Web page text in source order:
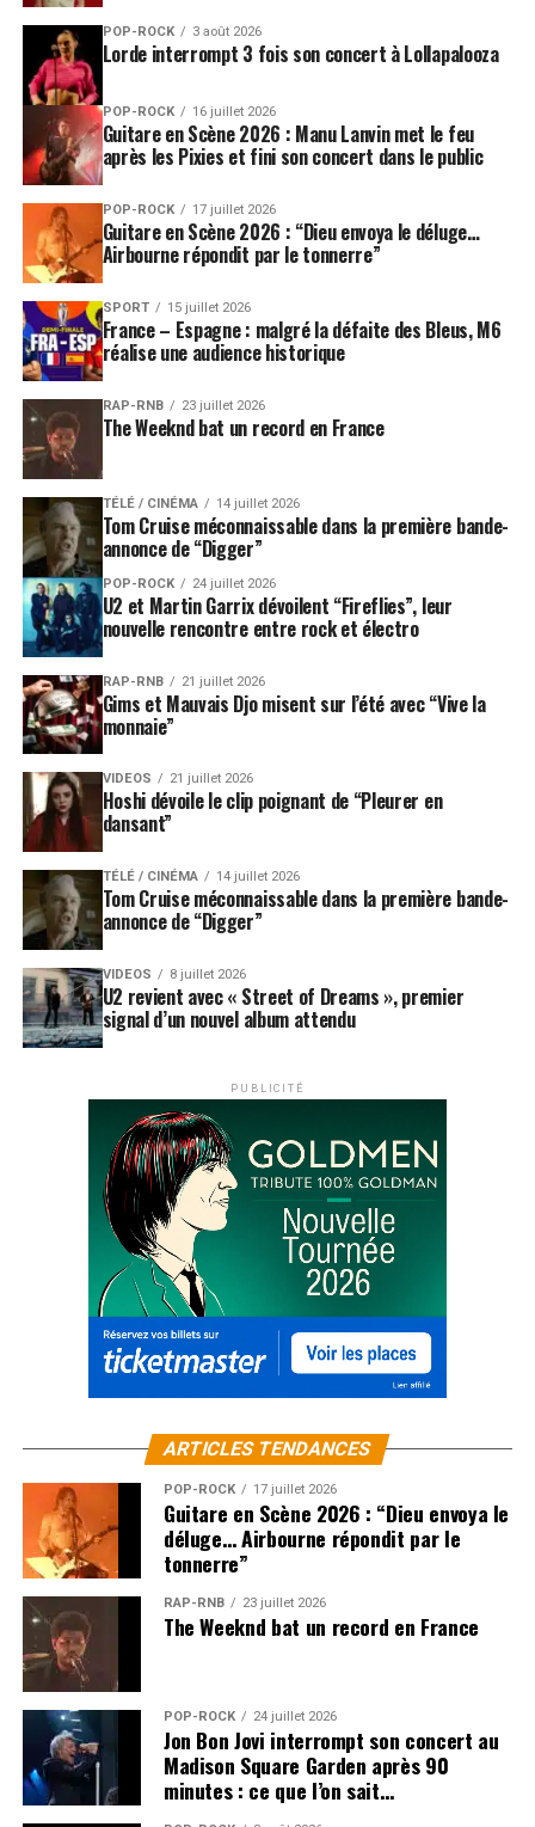
POP-ROCK 3 août 2026
Lorde interrompt 3 fois son concert à Lollapalooza
POP-ROCK 16 juillet 2026
Guitare en Scène 2026 : Manu Lanvin met le feu
après les Pixies et fini son concert dans le public
POP-ROCK 17 juillet 2026
Guitare en Scène 2026 : “Dieu envoya le déluge…
Airbourne répondit par le tonnerre”
SPORT 15 juillet 2026
France – Espagne : malgré la défaite des Bleus, M6
réalise une audience historique
RAP-RNB 23 juillet 2026
The Weeknd bat un record en France
TÉLÉ / CINÉMA 14 juillet 2026
Tom Cruise méconnaissable dans la première bande-
annonce de “Digger”
POP-ROCK 24 juillet 2026
U2 et Martin Garrix dévoilent “Fireflies”, leur
nouvelle rencontre entre rock et électro
RAP-RNB 21 juillet 2026
Gims et Mauvais Djo misent sur l’été avec “Vive la
monnaie”
VIDEOS 21 juillet 2026
Hoshi dévoile le clip poignant de “Pleurer en
dansant”
TÉLÉ / CINÉMA 14 juillet 2026
Tom Cruise méconnaissable dans la première bande-
annonce de “Digger”
VIDEOS 8 juillet 2026
U2 revient avec « Street of Dreams », premier
signal d’un nouvel album attendu
PUBLICITÉ
ARTICLES TENDANCES
POP-ROCK 17 juillet 2026
Guitare en Scène 2026 : “Dieu envoya le
déluge… Airbourne répondit par le
tonnerre”
RAP-RNB 23 juillet 2026
The Weeknd bat un record en France
POP-ROCK 24 juillet 2026
Jon Bon Jovi interrompt son concert au
Madison Square Garden après 90
minutes : ce que l’on sait…